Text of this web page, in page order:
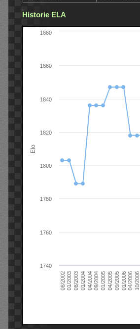
Historie ELA
Elo
08/200201/200308/200301/200404/200409/200401/200504/200509/200501/200604/200610/2006
1740
1760
1780
1800
1820
1840
1860
1880